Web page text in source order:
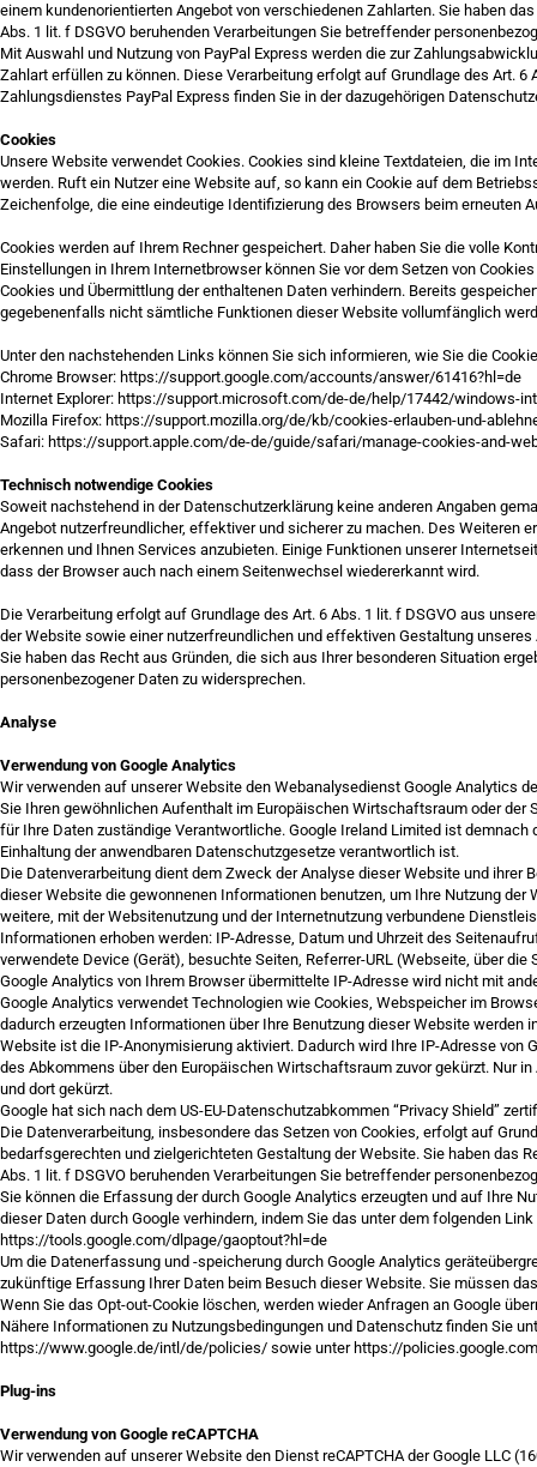
einem kundenorientierten Angebot von verschiedenen Zahlarten. Sie haben
Abs. 1 lit. f DSGVO beruhenden Verarbeitungen Sie betreffender
Mit Auswahl und Nutzung von PayPal Express werden die zur
Zahlart erfüllen zu können. Diese Verarbeitung erfolgt auf Grundlage des Art.
Zahlungsdienstes PayPal Express finden Sie in der dazugehörigen
Cookies
Unsere Website verwendet Cookies. Cookies sind kleine Textdateien, die im
werden. Ruft ein Nutzer eine Website auf, so kann ein Cookie auf dem
Zeichenfolge, die eine eindeutige Identifizierung des Browsers beim erneuten
Cookies werden auf Ihrem Rechner gespeichert. Daher haben Sie die volle
Einstellungen in Ihrem Internetbrowser können Sie vor dem Setzen von
Cookies und Übermittlung der enthaltenen Daten verhindern. Bereits
gegebenenfalls nicht sämtliche Funktionen dieser Website vollumfänglich
Unter den nachstehenden Links können Sie sich informieren, wie Sie die
Chrome Browser: https://support.google.com/accounts/answer/61416?hl=de
Internet Explorer: https://support.microsoft.com/de-de/help/17442/windows-
Mozilla Firefox: https://support.mozilla.org/de/kb/cookies-erlauben-und-
Safari: https://support.apple.com/de-de/guide/safari/manage-cookies-and-
Technisch notwendige Cookies
Soweit nachstehend in der Datenschutzerklärung keine anderen Angaben
Angebot nutzerfreundlicher, effektiver und sicherer zu machen. Des Weiteren
erkennen und Ihnen Services anzubieten. Einige Funktionen unserer
dass der Browser auch nach einem Seitenwechsel wiedererkannt wird.
Die Verarbeitung erfolgt auf Grundlage des Art. 6 Abs. 1 lit. f DSGVO aus
der Website sowie einer nutzerfreundlichen und effektiven Gestaltung unseres
Sie haben das Recht aus Gründen, die sich aus Ihrer besonderen Situation
personenbezogener Daten zu widersprechen.
Analyse
Verwendung von Google Analytics
Wir verwenden auf unserer Website den Webanalysedienst Google Analytics
Sie Ihren gewöhnlichen Aufenthalt im Europäischen Wirtschaftsraum oder der
für Ihre Daten zuständige Verantwortliche. Google Ireland Limited ist
Einhaltung der anwendbaren Datenschutzgesetze verantwortlich ist.
Die Datenverarbeitung dient dem Zweck der Analyse dieser Website und
dieser Website die gewonnenen Informationen benutzen, um Ihre Nutzung
weitere, mit der Websitenutzung und der Internetnutzung verbundene
Informationen erhoben werden: IP-Adresse, Datum und Uhrzeit des
verwendete Device (Gerät), besuchte Seiten, Referrer-URL (Webseite, über
Google Analytics von Ihrem Browser übermittelte IP-Adresse wird nicht mit
Google Analytics verwendet Technologien wie Cookies, Webspeicher im
dadurch erzeugten Informationen über Ihre Benutzung dieser Website werden
Website ist die IP-Anonymisierung aktiviert. Dadurch wird Ihre IP-Adresse von
des Abkommens über den Europäischen Wirtschaftsraum zuvor gekürzt. Nur
und dort gekürzt.
Google hat sich nach dem US-EU-Datenschutzabkommen “Privacy Shield”
Die Datenverarbeitung, insbesondere das Setzen von Cookies, erfolgt auf
bedarfsgerechten und zielgerichteten Gestaltung der Website. Sie haben das
Abs. 1 lit. f DSGVO beruhenden Verarbeitungen Sie betreffender
Sie können die Erfassung der durch Google Analytics erzeugten und auf Ihre
dieser Daten durch Google verhindern, indem Sie das unter dem folgenden
https://tools.google.com/dlpage/gaoptout?hl=de
Um die Datenerfassung und -speicherung durch Google Analytics
zukünftige Erfassung Ihrer Daten beim Besuch dieser Website. Sie müssen
Wenn Sie das Opt-out-Cookie löschen, werden wieder Anfragen an Google
Nähere Informationen zu Nutzungsbedingungen und Datenschutz finden Sie
https://www.google.de/intl/de/policies/ sowie unter https://
Plug-ins
Verwendung von Google reCAPTCHA
Wir verwenden auf unserer Website den Dienst reCAPTCHA der Google LLC